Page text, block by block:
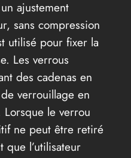
ajustement
sans compression
utilisé pour fixer la
Les verrous
des cadenas en
verrouillage en
le verrou
ne peut être retiré
que l’utilisateur